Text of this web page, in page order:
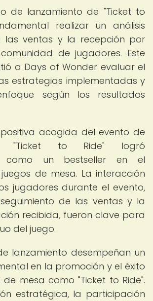
de lanzamiento de "Ticket to
realizar un análisis
las ventas y la recepción por
de jugadores. Este
a Days of Wonder evaluar el
estrategias implementadas y
según los resultados
acogida del evento de
"Ticket to Ride" logró
como un bestseller en el
de mesa. La interacción
jugadores durante el evento,
de las ventas y la
recibida, fueron clave para
del juego.
lanzamiento desempeñan un
en la promoción y el éxito
mesa como "Ticket to Ride".
estratégica, la participación